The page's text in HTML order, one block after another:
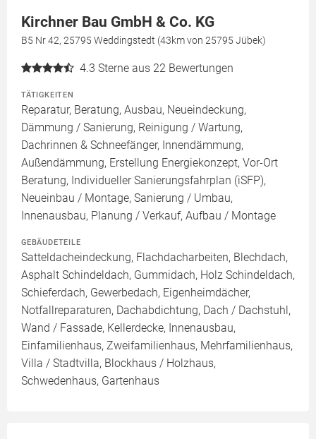
Kirchner Bau GmbH & Co. KG
B5 Nr 42, 25795 Weddingstedt (43km von 25795 Jübek)
4.3 Sterne aus 22 Bewertungen
TÄTIGKEITEN
Reparatur, Beratung, Ausbau, Neueindeckung,
Dämmung / Sanierung, Reinigung / Wartung,
Dachrinnen & Schneefänger, Innendämmung,
Außendämmung, Erstellung Energiekonzept, Vor-Ort
Beratung, Individueller Sanierungsfahrplan (iSFP),
Neueinbau / Montage, Sanierung / Umbau,
Innenausbau, Planung / Verkauf, Aufbau / Montage
GEBÄUDETEILE
Satteldacheindeckung, Flachdacharbeiten, Blechdach,
Asphalt Schindeldach, Gummidach, Holz Schindeldach,
Schieferdach, Gewerbedach, Eigenheimdächer,
Notfallreparaturen, Dachabdichtung, Dach / Dachstuhl,
Wand / Fassade, Kellerdecke, Innenausbau,
Einfamilienhaus, Zweifamilienhaus, Mehrfamilienhaus,
Villa / Stadtvilla, Blockhaus / Holzhaus,
Schwedenhaus, Gartenhaus